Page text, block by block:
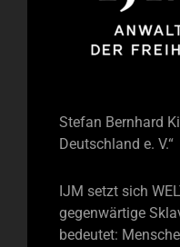
Stefan Bernhard
Deutschland e. V.“
IJM setzt sich
gegenwärtige
bedeutet: